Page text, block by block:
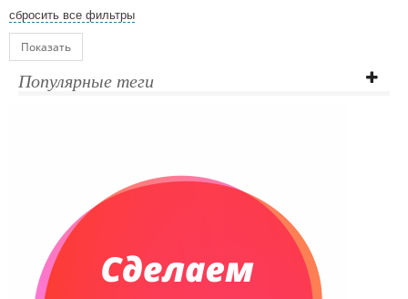
сбросить все фильтры
Показать
Популярные теги